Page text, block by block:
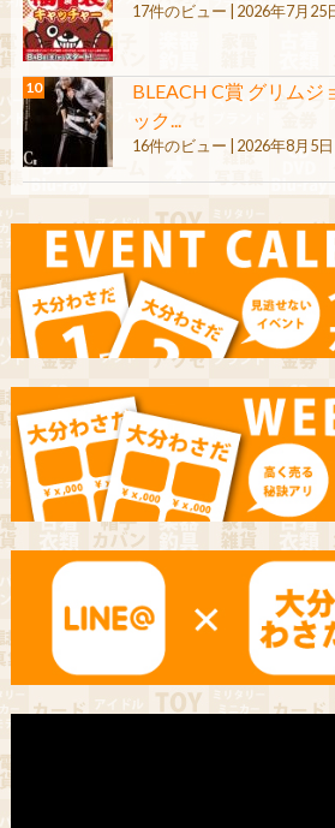
17件のビュー 2026年7月25
BLEACH C賞 グリムジ
ック...
16件のビュー 2026年8月5